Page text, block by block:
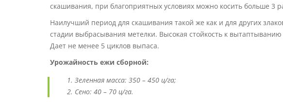
скашивания, при благоприятных условиях можно косить больше 3
Наилучший период для скашивания такой же как и для других
стадии выбрасывания метелки. Высокая стойкость к
Дает не менее 5 циклов выпаса.
Урожайность ежи сборной:
Зеленная масса: 350 – 450 ц/га;
Сено: 40 – 70 ц/га.